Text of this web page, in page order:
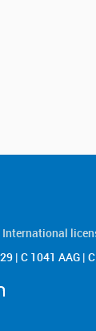
| C 1041 AAG |